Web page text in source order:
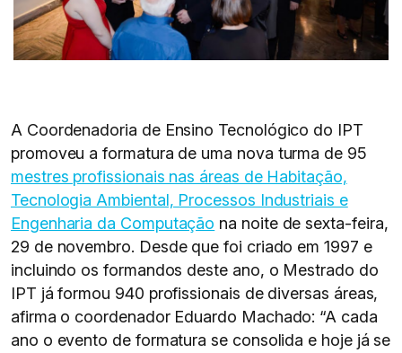
A Coordenadoria de Ensino Tecnológico do IPT
promoveu a formatura de uma nova turma de 95
mestres profissionais nas áreas de Habitação,
Tecnologia Ambiental, Processos Industriais e
Engenharia da Computação na noite de sexta-feira,
29 de novembro. Desde que foi criado em 1997 e
incluindo os formandos deste ano, o Mestrado do
IPT já formou 940 profissionais de diversas áreas,
afirma o coordenador Eduardo Machado: “A cada
ano o evento de formatura se consolida e hoje já se